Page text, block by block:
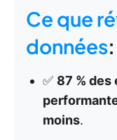
Ce que
données:
✅ 87 %
moins.